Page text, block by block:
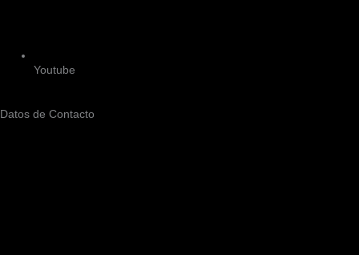
Youtube
Datos de Contacto